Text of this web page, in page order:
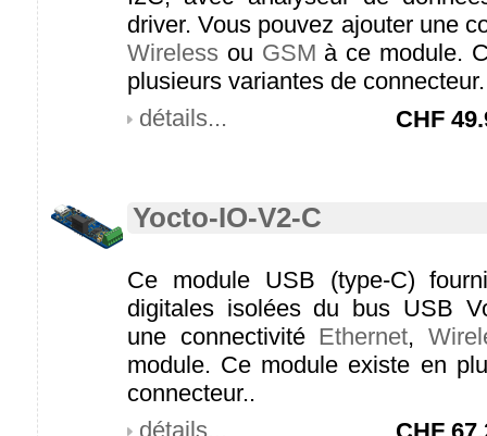
driver. Vous pouvez ajouter une
Wireless ou GSM à ce module.
plusieurs variantes de
détails...
CHF
Yocto-IO-V2-C
Ce module USB (type-C)
digitales isolées du bus USB
une connectivité Ethernet,
module. Ce module existe en
connecteur..
détails...